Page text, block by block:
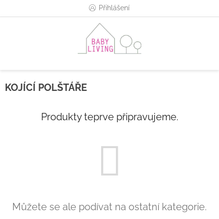
Přihlášení
KOJÍCÍ POLŠTÁŘE
Produkty teprve připravujeme.
Můžete se ale podívat na ostatní kategorie.